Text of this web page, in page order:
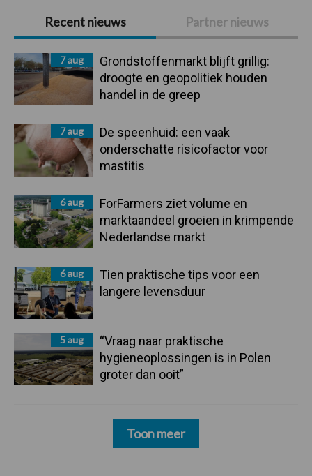
Primaire
Sidebar
Recent nieuws Partner nieuws
7 aug
Grondstoffenmarkt blijft grillig:
droogte en geopolitiek houden
handel in de greep
7 aug
De speenhuid: een vaak
onderschatte risicofactor voor
mastitis
6 aug
ForFarmers ziet volume en
marktaandeel groeien in krimpende
Nederlandse markt
6 aug
Tien praktische tips voor een
langere levensduur
5 aug
“Vraag naar praktische
hygieneoplossingen is in Polen
groter dan ooit”
Toon meer